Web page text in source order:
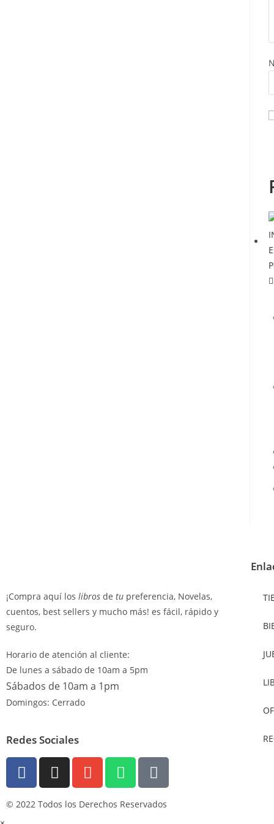
¡Compra aquí los libros de tu preferencia, Novelas,
cuentos, best sellers y mucho más! es fácil, rápido y
seguro.
Horario de atención al cliente:
De lunes a sábado de 10am a 5pm
Sábados de 10am a 1pm
Domingos: Cerrado
Redes Sociales
© 2022 Todos los Derechos Reservados